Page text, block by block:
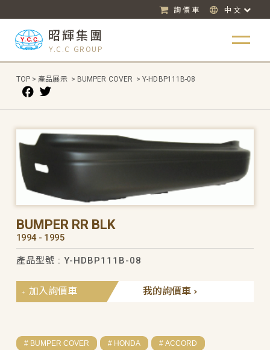
詢價車 中文
昭輝集團
Y.C.C GROUP
TOP > 產品展示 > BUMPER COVER > Y-HDBP111B-08
BUMPER RR BLK
1994 - 1995
產品型號 : Y-HDBP111B-08
我的詢價車
加入詢價車
# BUMPER COVER # HONDA # ACCORD